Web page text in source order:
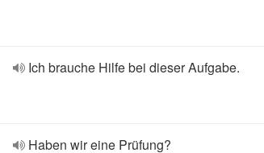
Ich brauche Hilfe bei dieser Aufgabe.
Haben wir eine Prüfung?